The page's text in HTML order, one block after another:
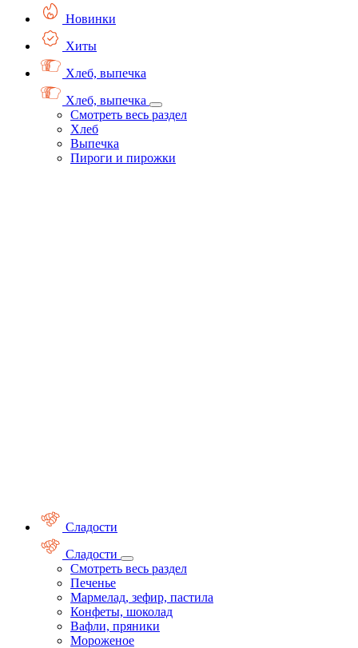
Новинки
Хиты
Хлеб, выпечка
Хлеб, выпечка
Смотреть весь раздел
Хлеб
Выпечка
Пироги и пирожки
Сладости
Сладости
Смотреть весь раздел
Печенье
Мармелад, зефир, пастила
Конфеты, шоколад
Вафли, пряники
Мороженое